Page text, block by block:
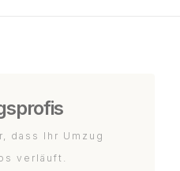
dass Ihr Umzug
verläuft.